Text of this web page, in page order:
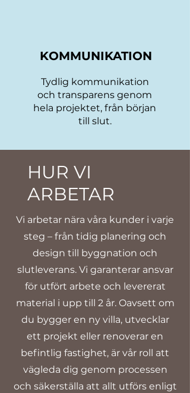
KOMMUNIKATION
Tydlig kommunikation
och transparens genom
hela projektet, från början
till slut.
HUR VI
ARBETAR
Vi arbetar nära våra kunder i varje
steg – från tidig planering och
design till byggnation och
slutleverans. Vi garanterar ansvar
för utfört arbete och levererat
material i upp till 2 år. Oavsett om
du bygger en ny villa, utvecklar
ett projekt eller renoverar en
befintlig fastighet, är vår roll att
vägleda dig genom processen
och säkerställa att allt utförs enligt